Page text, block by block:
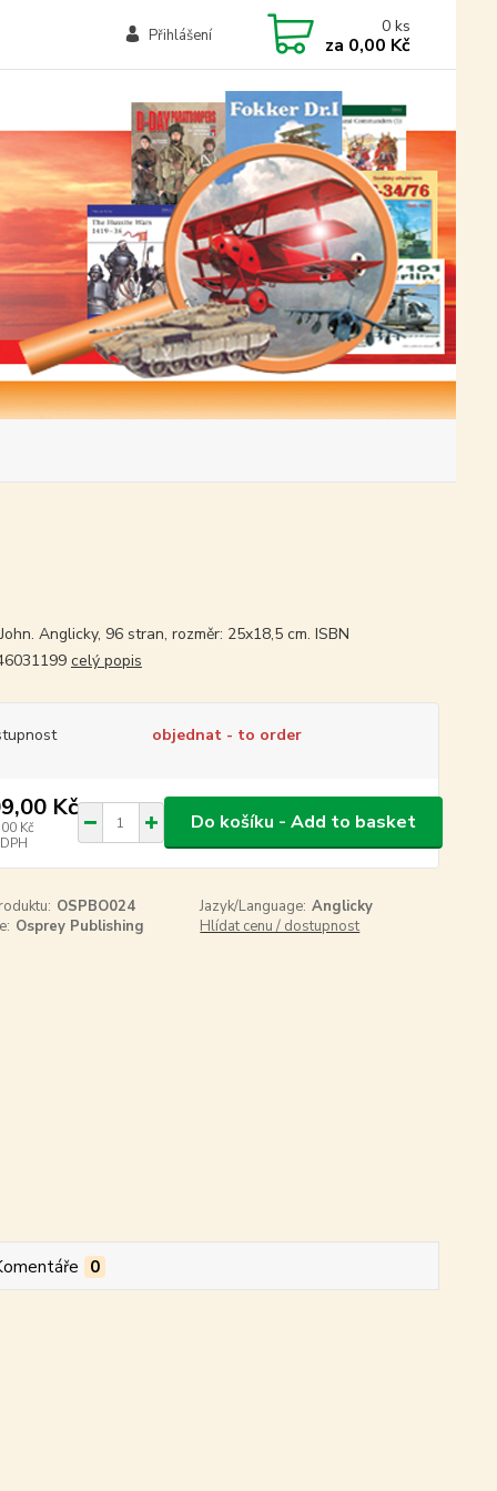
Přihlášení 0 ks
za 0,00 Kč
Anglicky, 96 stran, rozměr: 25x18,5 cm. ISBN
celý popis
objednat - to order
Kč
Kč
Do košíku - Add to basket
OSPBO024 Jazyk/Language: Anglicky
Osprey Publishing Hlídat cenu / dostupnost
0